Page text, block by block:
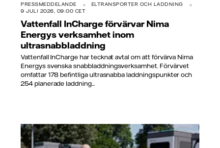
PRESSMEDDELANDE
ELTRANSPORTER OCH LADDNING
9 JULI 2026, 09:00 CET
Vattenfall InCharge förvärvar Nima
Energys verksamhet inom
ultrasnabbladdning
Vattenfall InCharge har tecknat avtal om att förvärva Nima
Energys svenska snabbladdningsverksamhet. Förvärvet
omfattar 178 befintliga ultrasnabba laddningspunkter och
254 planerade laddning...